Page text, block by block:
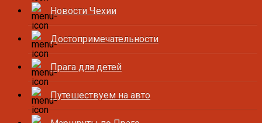
Новости Чехии
Достопримечательности
Прага для детей
Путешествуем на авто